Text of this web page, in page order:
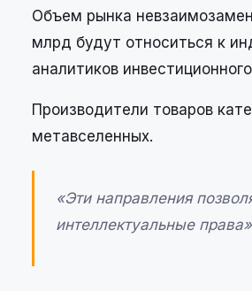
Объем рынка
млрд будут относиться к
аналитиков
Производители товаров
метавселенных.
«Эти направления
интеллектуальные